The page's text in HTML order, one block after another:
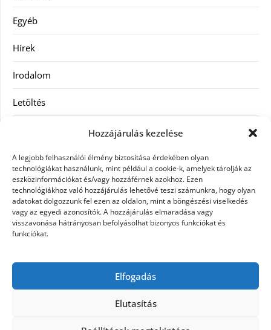
Hozzájárulás kezelése
A legjobb felhasználói élmény biztosítása érdekében olyan
technológiákat használunk, mint például a cookie-k, amelyek tárolják az
eszközinformációkat és/vagy hozzáférnek azokhoz. Ezen
technológiákhoz való hozzájárulás lehetővé teszi számunkra, hogy olyan
adatokat dolgozzunk fel ezen az oldalon, mint a böngészési viselkedés
vagy az egyedi azonosítók. A hozzájárulás elmaradása vagy
visszavonása hátrányosan befolyásolhat bizonyos funkciókat és
funkciókat.
Elfogadás
Elutasítás
Egyéb
Hírek
Irodalom
Letöltés
SEO
Szolgáltatás
Szórakozás
Táskák
Vásárlás-Eladás
Webáruház